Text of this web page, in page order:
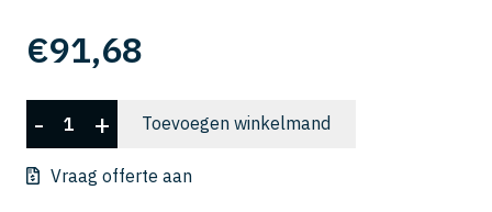
€91,68
4100-
3000
- + Toevoegen winkelmand
Vraag offerte aan